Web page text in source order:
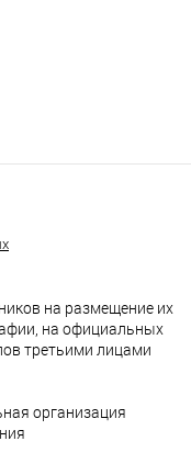
на размещение их
на официальных
третьими лицами
организация